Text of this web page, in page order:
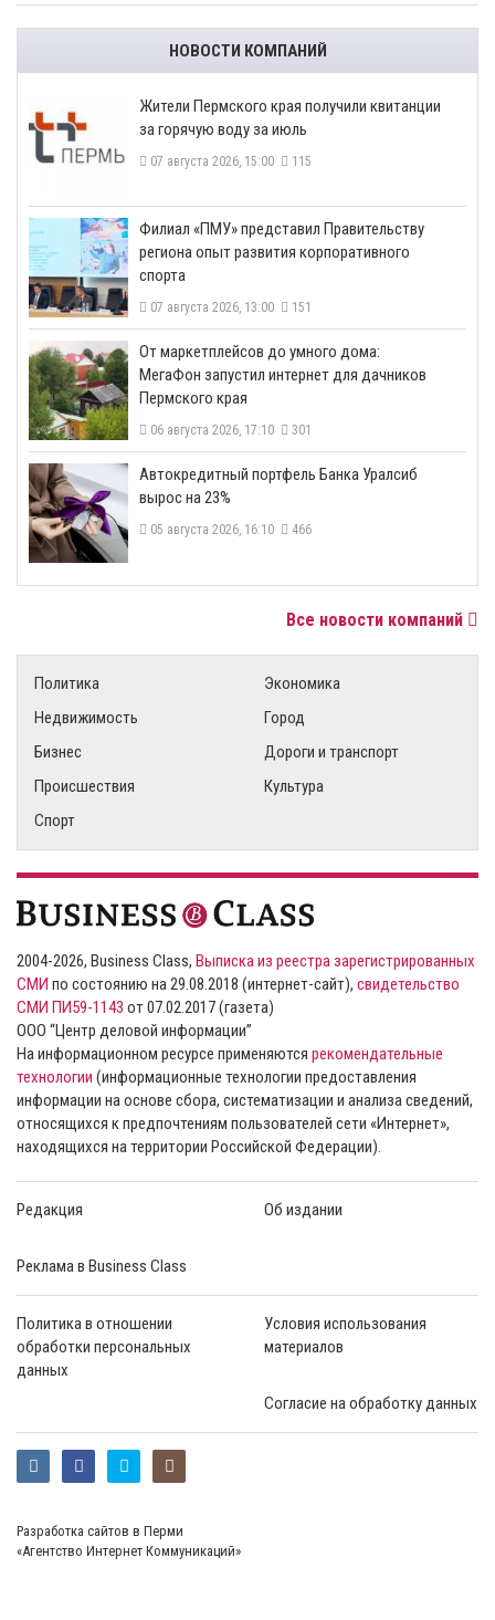
НОВОСТИ КОМПАНИЙ
​Жители Пермского края получили квитанции
за горячую воду за июль
07 августа 2026, 15:00 115
​Филиал «ПМУ» представил Правительству
региона опыт развития корпоративного
спорта
07 августа 2026, 13:00 151
От маркетплейсов до умного дома:
МегаФон запустил интернет для дачников
Пермского края
06 августа 2026, 17:10 301
​Автокредитный портфель Банка Уралсиб
вырос на 23%
05 августа 2026, 16:10 466
Все новости компаний
Политика
Экономика
Недвижимость
Город
Бизнес
Дороги и транспорт
Происшествия
Культура
Спорт
2004-2026, Business Class, Выписка из реестра зарегистрированных
СМИ по состоянию на 29.08.2018 (интернет-сайт), свидетельство
СМИ ПИ59-1143 от 07.02.2017 (газета)
ООО “Центр деловой информации”
На информационном ресурсе применяются рекомендательные
технологии (информационные технологии предоставления
информации на основе сбора, систематизации и анализа сведений,
относящихся к предпочтениям пользователей сети «Интернет»,
находящихся на территории Российской Федерации).
Редакция Об издании
Реклама в Business Class
Политика в отношении
обработки персональных
данных
Условия использования
материалов
Согласие на обработку данных
Разработка сайтов в Перми
«Агентство Интернет Коммуникаций»